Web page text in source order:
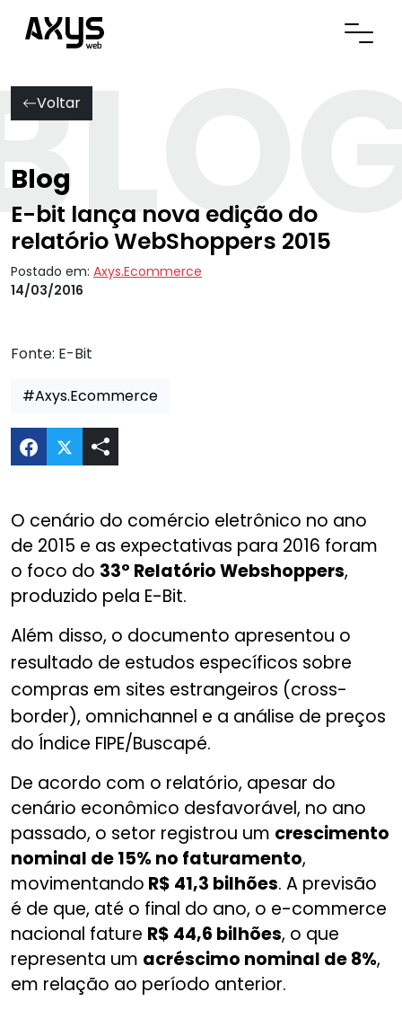
Abrir
Voltar
Blog
E-bit lança nova edição do
relatório WebShoppers 2015
Postado em: Axys.Ecommerce
14/03/2016
Fonte: E-Bit
#Axys.Ecommerce
Compartilhar E-bit lança nova edição do
O cenário do comércio eletrônico no ano
de 2015 e as expectativas para 2016 foram
o foco do 33º Relatório Webshoppers,
produzido pela E-Bit.
Além disso, o documento apresentou o
resultado de estudos específicos sobre
compras em sites estrangeiros (cross-
border), omnichannel e a análise de preços
do Índice FIPE/Buscapé.
De acordo com o relatório, apesar do
cenário econômico desfavorável, no ano
passado, o setor registrou um crescimento
nominal de 15% no faturamento,
movimentando R$ 41,3 bilhões. A previsão
é de que, até o final do ano, o e-commerce
nacional fature R$ 44,6 bilhões, o que
representa um acréscimo nominal de 8%,
em relação ao período anterior.